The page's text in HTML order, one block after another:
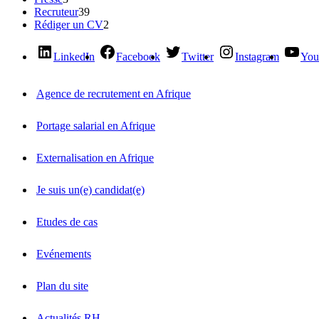
Recruteur39
Rédiger un CV2
LinkedIn Facebook Twitter Instagram
Agence de recrutement en Afrique
Portage salarial en Afrique
Externalisation en Afrique
Je suis un(e) candidat(e)
Etudes de cas
Evénements
Plan du site